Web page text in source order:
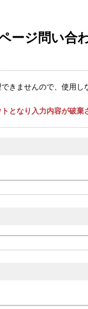
ージ問い合
きませんので、使用し
となり入力内容が破